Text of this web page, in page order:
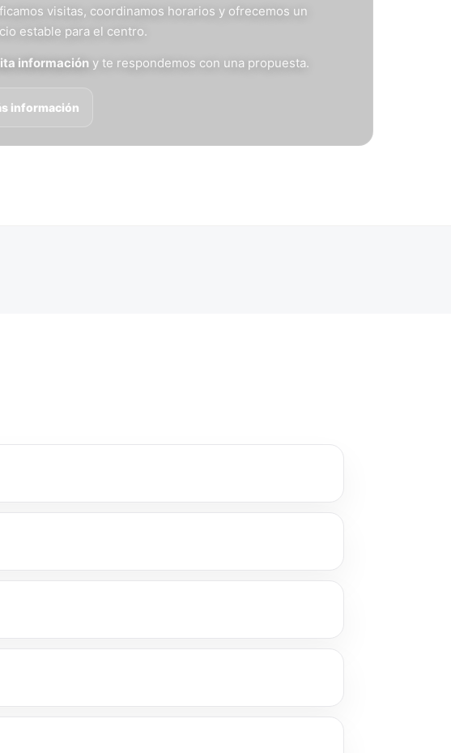
visitas, coordinamos horarios y ofrecemos un
estable para el centro.
información y te respondemos con una propuesta.
información